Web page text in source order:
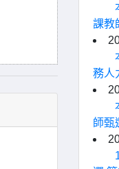
課教
務人
師甄